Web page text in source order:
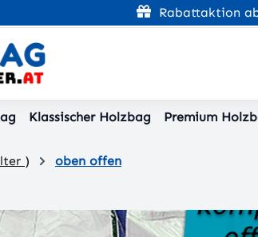
springen Rabattaktion
Klassischer Holzbag Premium
) oben offen